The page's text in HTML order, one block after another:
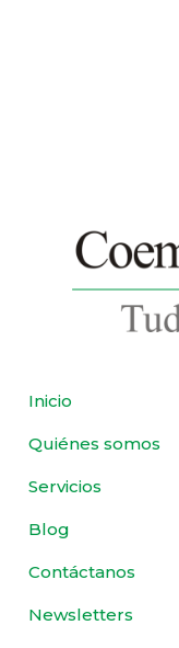
Inicio
Quiénes somos
Servicios
Blog
Contáctanos
Newsletters